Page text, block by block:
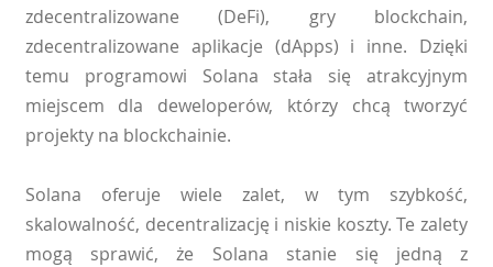
zdecentralizowane (DeFi), gry blockchain,
zdecentralizowane aplikacje (dApps) i inne. Dzięki
temu programowi Solana stała się atrakcyjnym
miejscem dla deweloperów, którzy chcą tworzyć
projekty na blockchainie.
Solana oferuje wiele zalet, w tym szybkość,
skalowalność, decentralizację i niskie koszty. Te zalety
mogą sprawić, że Solana stanie się jedną z